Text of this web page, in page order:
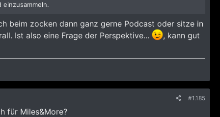
beim zocken dann ganz gerne Podcast oder sitze in
Ist also eine Frage der Perspektive...
, kann gut
#1.185
für Miles&More?